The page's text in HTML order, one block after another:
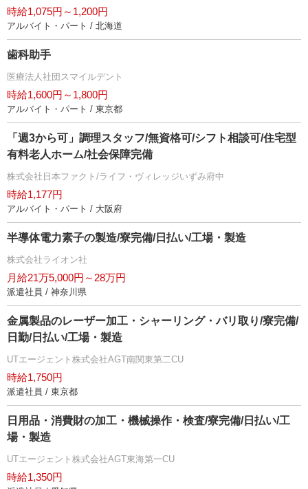
時給1,075円～1,200円
アルバイト・パート / 北海道
歯科助手
医療法人社団スマイルデント
時給1,600円～1,800円
アルバイト・パート / 東京都
「週3から可」調理スタッフ/無資格可/シフト相談可/住宅型
有料老人ホーム/社会保障完備
株式会社日本ファクト/ライフ・ヴィレッジいずみ府中
時給1,177円
アルバイト・パート / 大阪府
半導体電力素子の製造/寮完備/日払い/工場・製造
株式会社ライオン社
月給21万5,000円～28万円
派遣社員 / 神奈川県
金属製品のレーザー加工・シャーリング・バリ取り/寮完備/
日勤/日払い/工場・製造
UTエージェント株式会社AGT南関東第二CU
時給1,750円
派遣社員 / 東京都
日用品・消費財の加工・機械操作・検査/寮完備/日払い/工
場・製造
UTエージェント株式会社AGT東海第一CU
時給1,350円